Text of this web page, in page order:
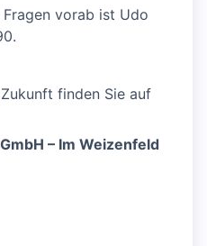
vorab ist Udo
finden Sie auf
– Im Weizenfeld